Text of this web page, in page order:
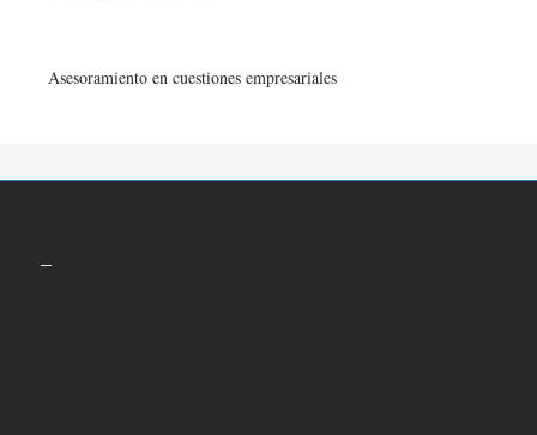
Asesoramiento en cuestiones empresariales
–